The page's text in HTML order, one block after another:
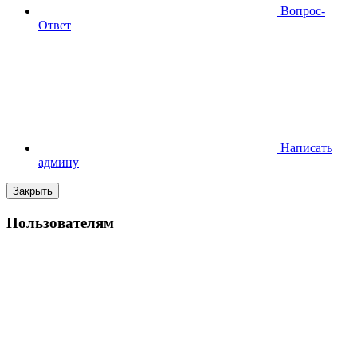
Вопрос-
Ответ
Написать
админу
Закрыть
Пользователям